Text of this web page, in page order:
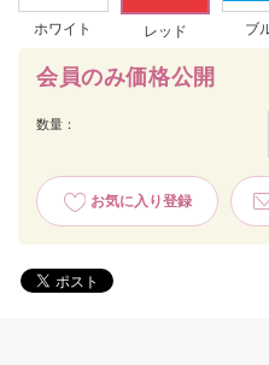
会員のみ価格公開
数量：
お気に入り登録
ホワイト レッド ブ